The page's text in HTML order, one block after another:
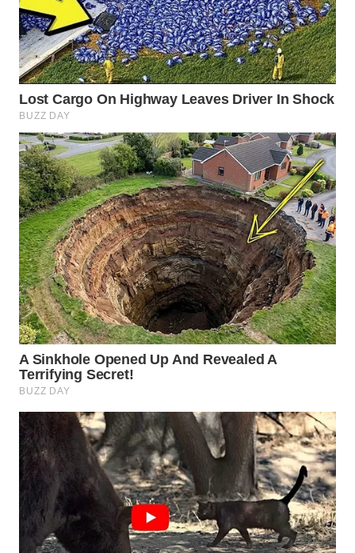
WN
INDRAMAYU
WN
KUNINGAN
WN
MAJALENGKA
WN
SUBANG
WN
SUKABUMI
WN
PURWAKARTA
WN
TIMUR
WN
SEMARANG
WN
SOLO